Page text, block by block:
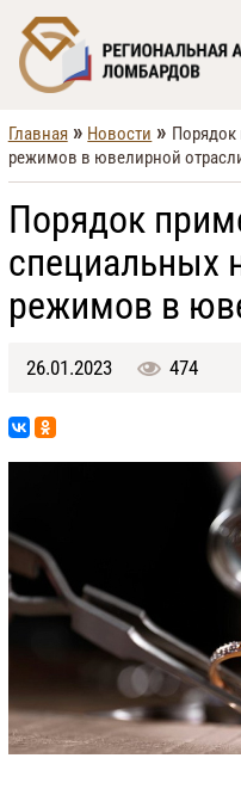
Главная » Новости »
режимов в ювелирной
Порядок
специальных
режимов в
26.01.2023 474